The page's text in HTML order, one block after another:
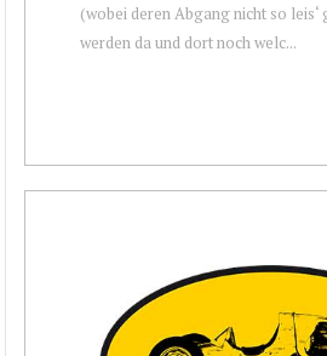
(wobei deren Abgang nicht so leis‘
werden da und dort noch welc...